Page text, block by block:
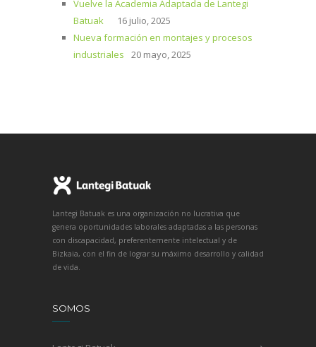
Vuelve la Academia Adaptada de Lantegi
Batuak
16 julio, 2025
Nueva formación en montajes y procesos
industriales
20 mayo, 2025
Lantegi Batuak es una organización no lucrativa que
genera oportunidades laborales adaptadas a las personas
con discapacidad, preferentemente intelectual y de
Bizkaia, con el fin de lograr su máximo desarrollo y calidad
de vida.
SOMOS